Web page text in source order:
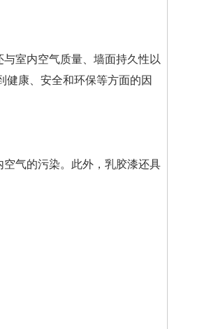
室内空气质量、墙面持久性以
健康、安全和环保等方面的因
气的污染。此外，乳胶漆还具